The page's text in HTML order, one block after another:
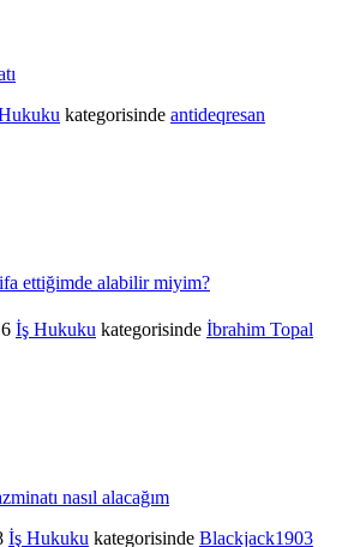
kategorisinde antideqresan
ettiğimde alabilir miyim?
İş Hukuku kategorisinde İbrahim Topal
nasıl alacağım
İş Hukuku kategorisinde Blackjack1903